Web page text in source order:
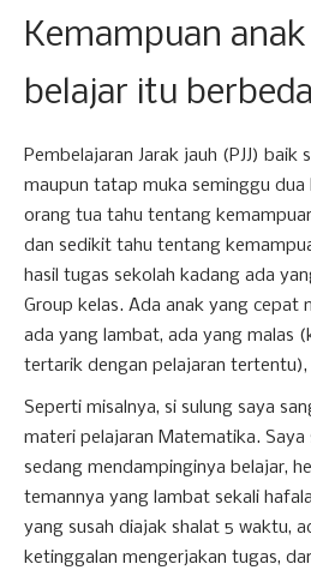
Kemampuan
belajar itu
Pembelajaran Jarak jauh (PJJ) baik
maupun tatap muka seminggu dua
orang tua tahu tentang
dan sedikit tahu tentang
hasil tugas sekolah kadang ada
Group kelas. Ada anak yang cepat
ada yang lambat, ada yang malas
tertarik dengan pelajaran tertentu),
Seperti misalnya, si sulung saya
materi pelajaran Matematika. Saya
sedang mendampinginya belajar,
temannya yang lambat sekali
yang susah diajak shalat 5 waktu,
ketinggalan mengerjakan tugas,